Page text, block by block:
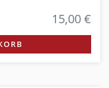
15,00 €